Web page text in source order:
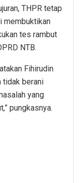
THPR tetap
membuktikan
tes rambut
NTB.
Fihirudin
tidak berani
yang
pungkasnya.